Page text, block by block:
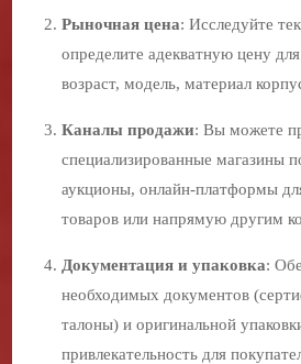
Рыночная цена: Исследуйте
определите адекватную цену
возраст, модель, материал
Каналы продажи: Вы можете
специализированные магазины
аукционы, онлайн-платформы
товаров или напрямую другим
Документация и упаковка:
необходимых документов
талоны) и оригинальной
привлекательность для